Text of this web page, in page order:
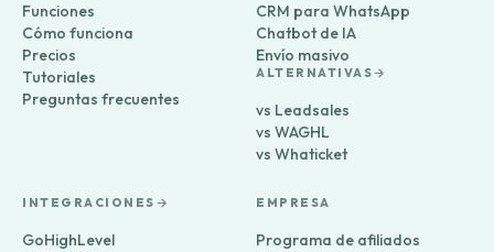
Funciones
Cómo funciona
Precios
Tutoriales
Preguntas frecuentes
CRM para WhatsApp
Chatbot de IA
Envío masivo
ALTERNATIVAS
vs Leadsales
vs WAGHL
vs Whaticket
INTEGRACIONES
GoHighLevel
EMPRESA
Programa de afiliados